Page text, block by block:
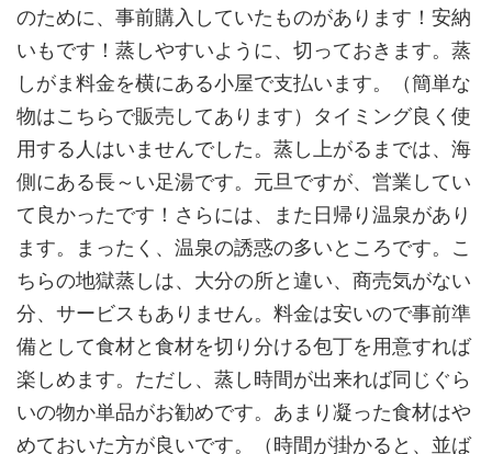
のために、事前購入していたものがあります！安納
いもです！蒸しやすいように、切っておきます。蒸
しがま料金を横にある小屋で支払います。（簡単な
物はこちらで販売してあります）タイミング良く使
用する人はいませんでした。蒸し上がるまでは、海
側にある長～い足湯です。元旦ですが、営業してい
て良かったです！さらには、また日帰り温泉があり
ます。まったく、温泉の誘惑の多いところです。こ
ちらの地獄蒸しは、大分の所と違い、商売気がない
分、サービスもありません。料金は安いので事前準
備として食材と食材を切り分ける包丁を用意すれば
楽しめます。ただし、蒸し時間が出来れば同じぐら
いの物か単品がお勧めです。あまり凝った食材はや
めておいた方が良いです。（時間が掛かると、並ば